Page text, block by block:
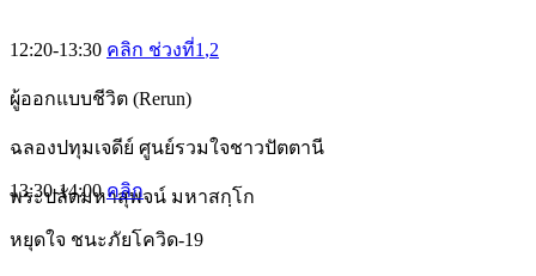
12:20-13:30 คลิก ช่วงที่1 ,2
ผู้ออกแบบชีวิต (Rerun)
ฉลองปทุมเจดีย์ ศูนย์รวมใจชาวปัตตานี
พระปลัดมหาสุพจน์ มหาสกฺโก
13:30-14:00คลิก
หยุดใจ ชนะภัยโควิด-19